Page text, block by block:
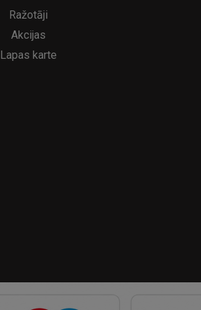
29.95€
Ražotāji
Akcijas
Lapas karte